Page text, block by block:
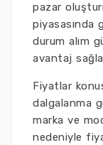
pazar
piyasasında
durum alım
avantaj
Fiyatlar
dalgalanma
marka ve
nedeniyle